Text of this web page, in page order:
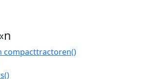
compacttractoren()
()